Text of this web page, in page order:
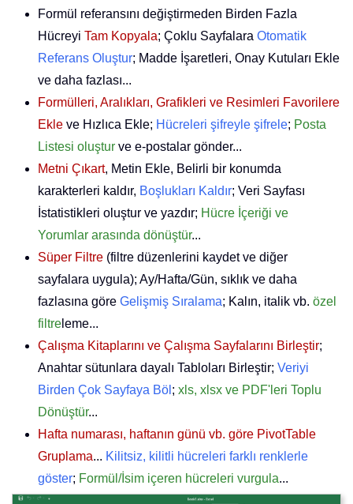
Formül referansını değiştirmeden Birden Fazla
Hücreyi Tam Kopyala; Çoklu Sayfalara Otomatik
Referans Oluştur; Madde İşaretleri, Onay Kutuları Ekle
ve daha fazlası...
Formülleri, Aralıkları, Grafikleri ve Resimleri Favorilere
Ekle ve Hızlıca Ekle; Hücreleri şifreyle şifrele; Posta
Listesi oluştur ve e-postalar gönder...
Metni Çıkart, Metin Ekle, Belirli bir konumda
karakterleri kaldır, Boşlukları Kaldır; Veri Sayfası
İstatistikleri oluştur ve yazdır; Hücre İçeriği ve
Yorumlar arasında dönüştür...
Süper Filtre (filtre düzenlerini kaydet ve diğer
sayfalara uygula); Ay/Hafta/Gün, sıklık ve daha
fazlasına göre Gelişmiş Sıralama; Kalın, italik vb. özel
filtre leme...
Çalışma Kitaplarını ve Çalışma Sayfalarını Birleştir;
Anahtar sütunlara dayalı Tabloları Birleştir; Veriyi
Birden Çok Sayfaya Böl ; xls, xlsx ve PDF'leri Toplu
Dönüştür...
Hafta numarası, haftanın günü vb. göre PivotTable
Gruplama... Kilitsiz, kilitli hücreleri farklı renklerle
göster; Formül/İsim içeren hücreleri vurgula...